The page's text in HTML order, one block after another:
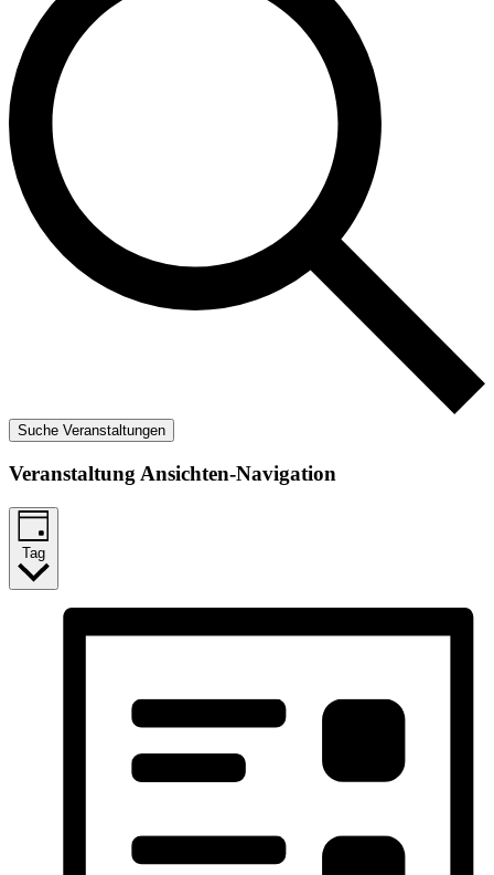
Suche Veranstaltungen
Veranstaltung Ansichten-Navigation
Tag